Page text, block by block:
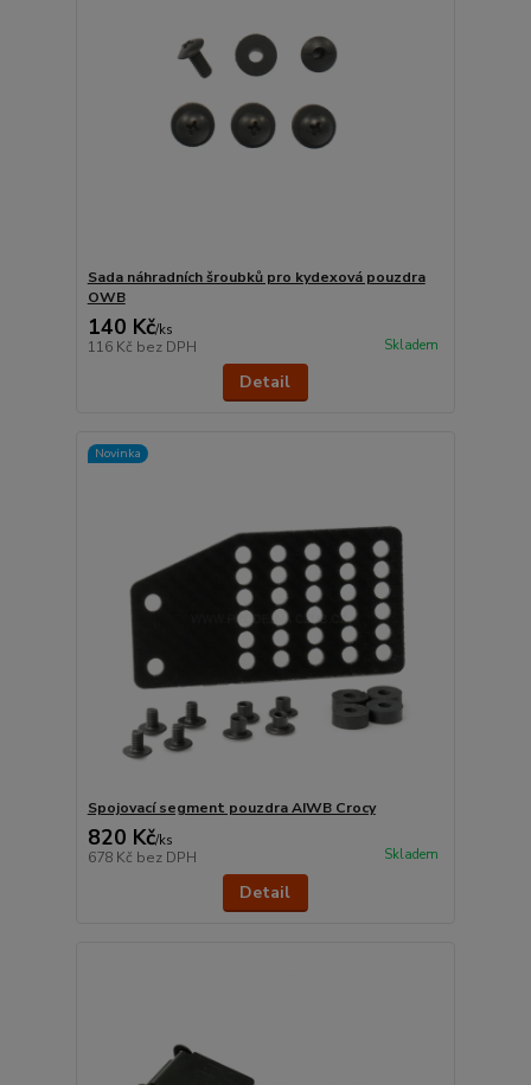
Sada náhradních šroubků pro kydexová pouzdra
OWB
140 Kč/ks
116 Kč bez DPH Skladem
Detail
Novinka
Spojovací segment pouzdra AIWB Crocy
820 Kč/ks
678 Kč bez DPH Skladem
Detail